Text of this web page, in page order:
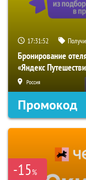
17:31:51
Бронирование
«Яндекс
Россия
Промокод
-15%